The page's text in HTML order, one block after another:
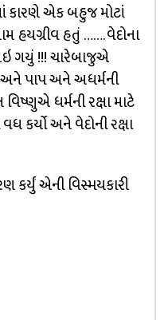
કારણે એક બહુજ મોટાં
હયગ્રીવ હતું ……. વેદોના
ગયું !!! ચારેબાજુએ
પાપ અને અધર્મની
ધર્મની રક્ષા માટે
કર્યો અને વેદોની રક્ષા
કર્યું એની વિસ્મયકારી